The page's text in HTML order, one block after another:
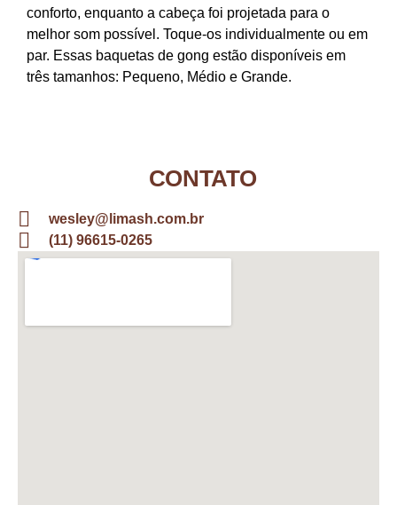
conforto, enquanto a cabeça foi projetada para o
melhor som possível. Toque-os individualmente ou em
par. Essas baquetas de gong estão disponíveis em
três tamanhos: Pequeno, Médio e Grande.
CONTATO
wesley@limash.com.br
(11) 96615-0265